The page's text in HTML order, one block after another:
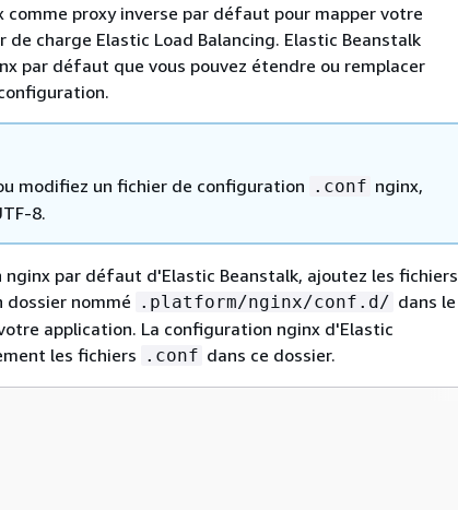
comme proxy inverse par défaut pour mapper votre
charge Elastic Load Balancing. Elastic Beanstalk
par défaut que vous pouvez étendre ou remplacer
modifiez un fichier de configuration .conf nginx,
8.
par défaut d'Elastic Beanstalk, ajoutez les fichiers
dossier nommé .platform/nginx/conf.d/ dans le
application. La configuration nginx d'Elastic
les fichiers .conf dans ce dossier.